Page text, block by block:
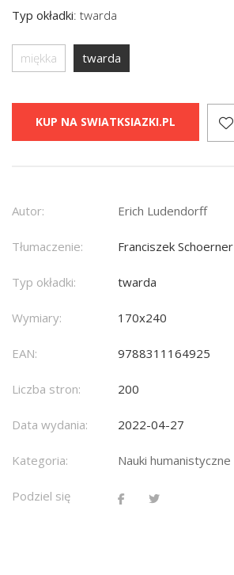
Typ okładki: twarda
miękka twarda
KUP NA SWIATKSIAZKI.PL
Autor: Erich Ludendorff
Tłumaczenie: Franciszek Schoerner
Typ okładki: twarda
Wymiary: 170x240
EAN: 9788311164925
Liczba stron: 200
Data wydania: 2022-04-27
Kategoria: Nauki humanistyczne
Podziel się